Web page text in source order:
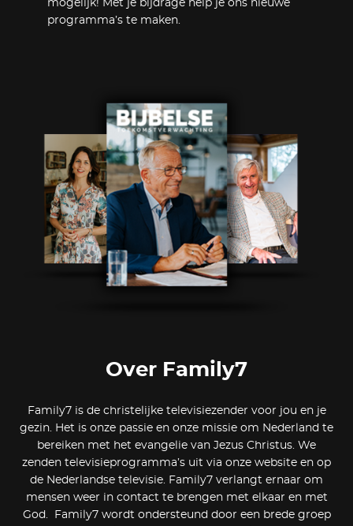
mogelijk! Met je bijdrage help je ons nieuwe
programma’s te maken.
Over Family7
Family7 is de christelijke televisiezender voor jou en je
gezin. Het is onze passie en onze missie om Nederland te
bereiken met het evangelie van Jezus Christus. We
zenden televisieprogramma’s uit via onze website en op
de Nederlandse televisie. Family7 verlangt ernaar om
mensen weer in contact te brengen met elkaar en met
God.
Family7 wordt ondersteund door een brede groep